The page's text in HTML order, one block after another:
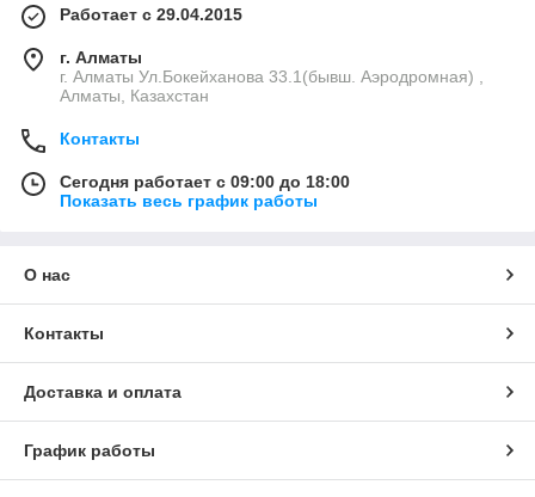
Работает с 29.04.2015
г. Алматы
г. Алматы Ул.Бокейханова 33.1(бывш. Аэродромная) ,
Алматы, Казахстан
Контакты
Сегодня работает с 09:00 до 18:00
Показать весь график работы
О нас
Контакты
Доставка и оплата
График работы